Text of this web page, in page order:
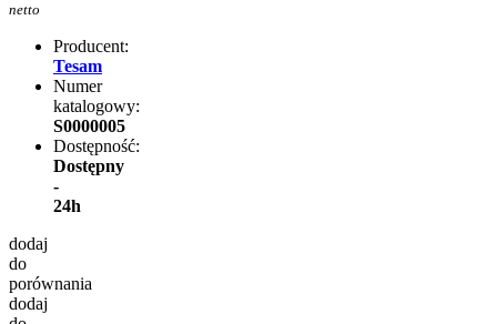
netto
Producent:
Tesam
Numer
katalogowy:
S0000005
Dostępność:
Dostępny
-
24h
dodaj
do
porównania
dodaj